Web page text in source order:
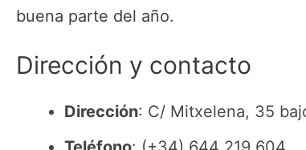
buena parte del año.
Dirección y contacto
Dirección: C/ Mitxelena, 35